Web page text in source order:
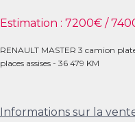
Estimation : 7200€ /
RENAULT MASTER 3 camion
places assises - 36 479 KM
Informations sur la